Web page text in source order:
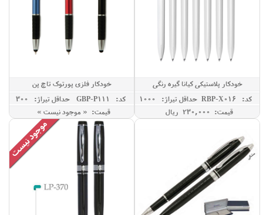
خودکار پلاستیکی کیانا گیره رنگی
کد: RBP-X016
حداقل تيراژ: 1000
قیمت: 230,000 ريال
خودکار فلزی پورتوک تاچ پن
کد: GBP-P111
حداقل تيراژ: 300
قیمت: « موجود نیست »